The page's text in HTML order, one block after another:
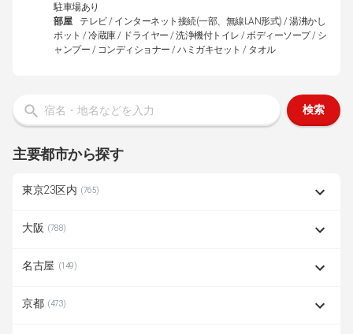
駐車場あり
部屋
テレビ / インターネット接続(一部、無線LAN形式) / 湯沸かし
ポット / 冷蔵庫 / ドライヤー / 洗浄機付トイレ / ボディーソープ / シ
ャンプー / コンディショナー / ハミガキセット / タオル
検索
主要都市から探す
東京23区内 (765)
大阪 (788)
名古屋 (149)
京都 (473)